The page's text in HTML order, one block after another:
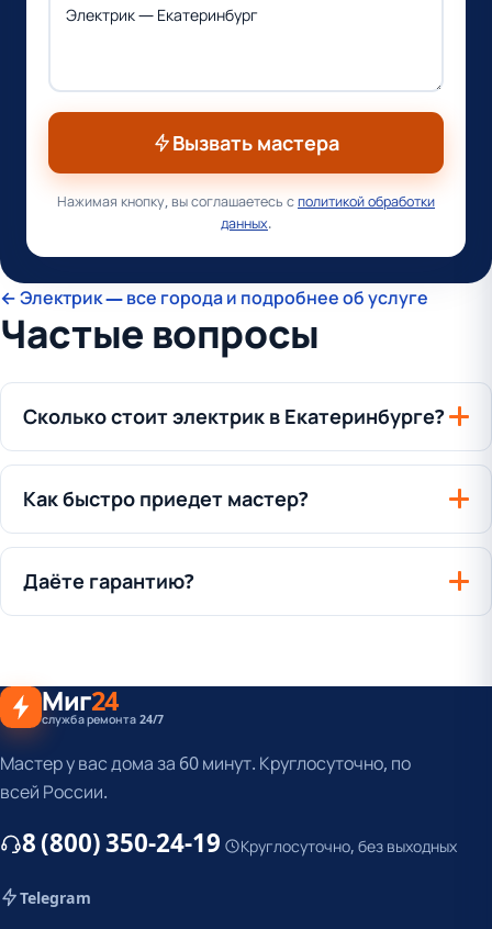
Вызвать мастера
Нажимая кнопку, вы соглашаетесь сполитикой обработки
данных.
← Электрик — все города и подробнее об услуге
Частые вопросы
Сколько стоит электрик в Екатеринбурге?
Как быстро приедет мастер?
Даёте гарантию?
Миг24
служба ремонта 24/7
Мастер у вас дома за 60 минут. Круглосуточно, по
всей России.
8 (800) 350-24-19 Круглосуточно, без выходных
Telegram